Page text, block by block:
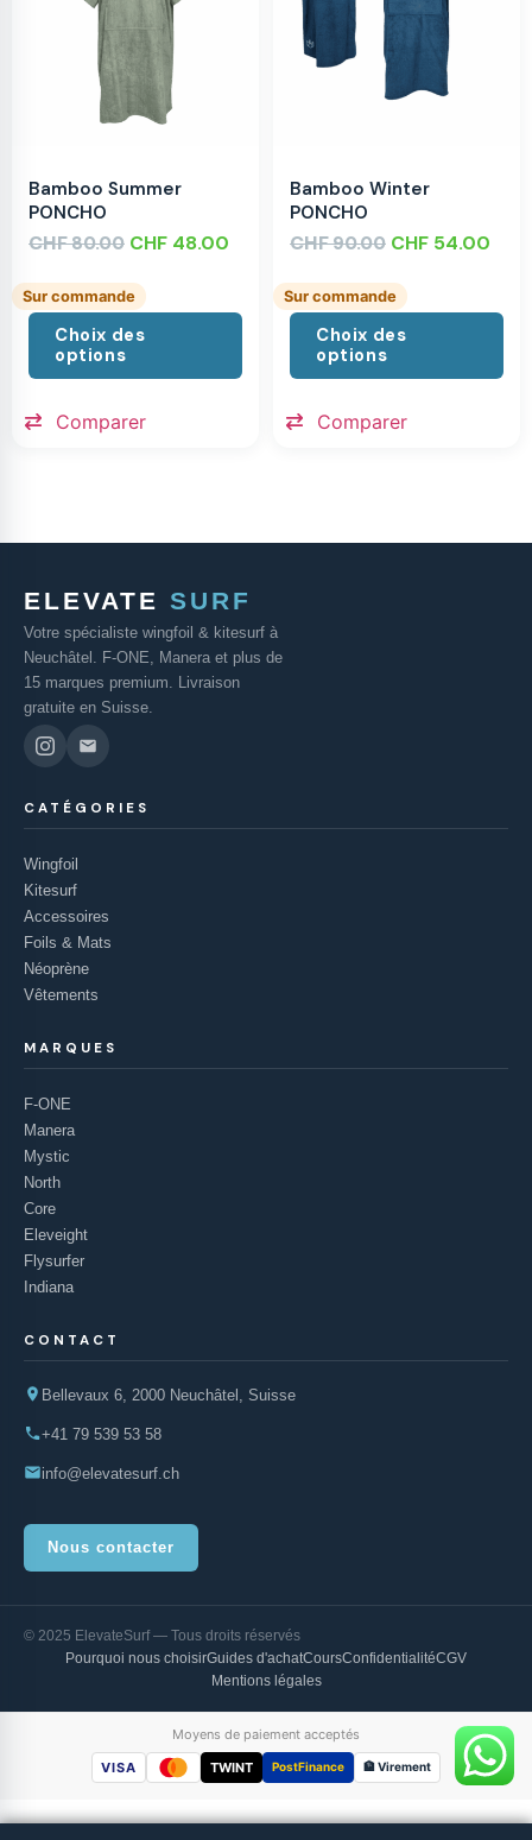
Bamboo Summer
PONCHO
CHF80.00 CHF 48.00
Sur commande
Choix des
options
Comparer
Bamboo Winter
PONCHO
CHF90.00 CHF 54.00
Sur commande
Choix des
options
Comparer
ELEVATE SURF
Votre spécialiste wingfoil & kitesurf à
Neuchâtel. F-ONE, Manera et plus de
15 marques premium. Livraison
gratuite en Suisse.
CATÉGORIES
Wingfoil
Kitesurf
Accessoires
Foils & Mats
Néoprène
Vêtements
MARQUES
F-ONE
Manera
Mystic
North
Core
Eleveight
Flysurfer
Indiana
CONTACT
Bellevaux 6, 2000 Neuchâtel, Suisse
+41 79 539 53 58
info@elevatesurf.ch
Nous contacter
© 2025 ElevateSurf — Tous droits réservés
Pourquoi nous choisirGuides d'achatCoursConfidentialitéCGV
Mentions légales
Moyens de paiement acceptés
VISA
TWINT PostFinance 🏦 Virement